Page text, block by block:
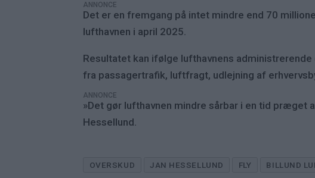
ANNONCE
Det er en fremgang på intet mindre end 70
lufthavnen i april 2025.
Resultatet kan ifølge lufthavnens
fra passagertrafik, luftfragt, udlejning af
ANNONCE
»Det gør lufthavnen mindre sårbar i en tid præget
Hessellund.
OVERSKUD JAN HESSELLUND FLY BILLUND